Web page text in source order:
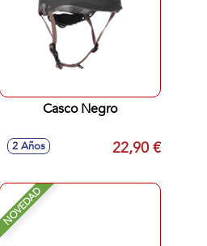
Casco Negro
2 Años 22,90 €
NOVEDAD